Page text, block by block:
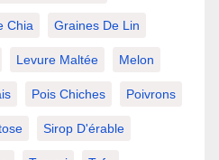
Chia Graines De Lin
Levure Maltée Melon
Pois Chiches Poivrons
Sirop D'érable